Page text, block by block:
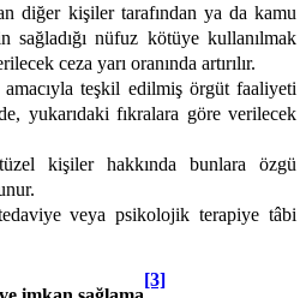
diğer kişiler tarafından ya da kamu
nüfuz kötüye kullanılmak
ceza yarı oranında artırılır.
teşkil edilmiş örgüt faaliyeti
yukarıdaki fıkralara göre verilecek
kişiler hakkında bunlara özgü
veya psikolojik terapiye tâbi
[3]